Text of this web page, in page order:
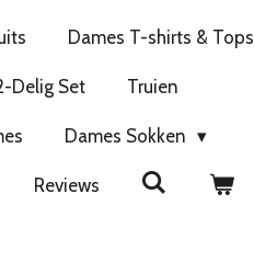
Dames T-shirts & Tops
Delig Set Truien
Dames Sokken
Reviews